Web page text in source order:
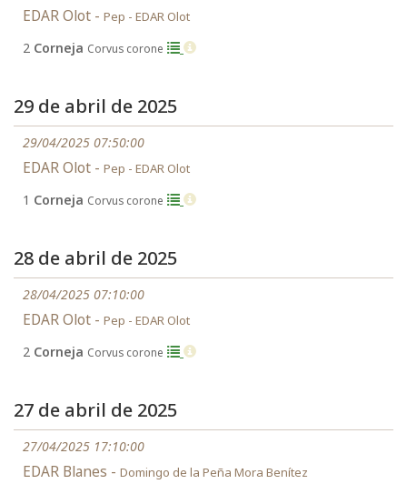
EDAR Olot - Pep - EDAR Olot
2 Corneja Corvus corone
29 de abril de 2025
29/04/2025 07:50:00
EDAR Olot - Pep - EDAR Olot
1 Corneja Corvus corone
28 de abril de 2025
28/04/2025 07:10:00
EDAR Olot - Pep - EDAR Olot
2 Corneja Corvus corone
27 de abril de 2025
27/04/2025 17:10:00
EDAR Blanes - Domingo de la Peña Mora Benítez